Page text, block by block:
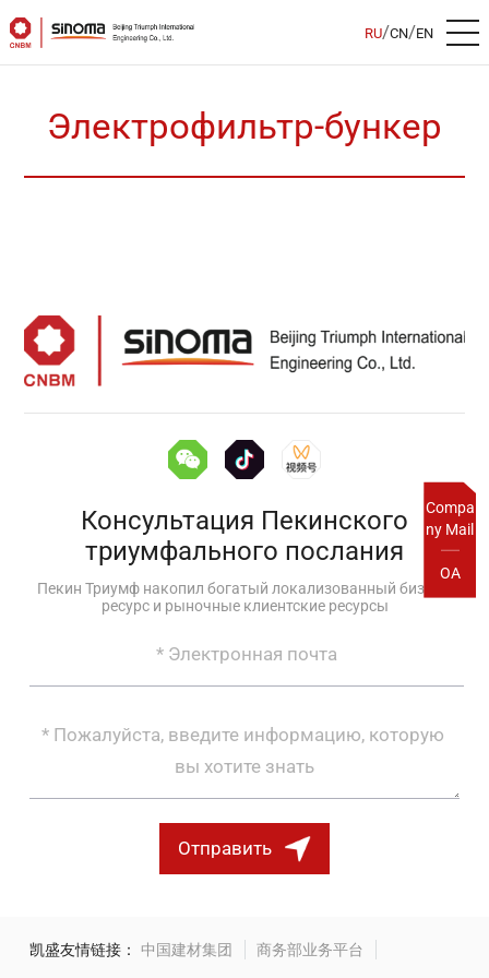
RU/CN/EN
Compa
ny Mail
OA
Электрофильтр-бункер
Консультация Пекинского
триумфального послания
Пекин Триумф накопил богатый локализованный бизнес-
ресурс и рыночные клиентские ресурсы
Отправить
凯盛友情链接： 中国建材集团 商务部业务平台